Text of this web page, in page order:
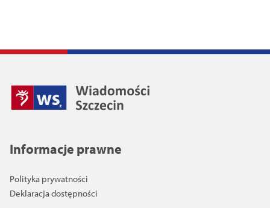
Informacje prawne
Polityka prywatności
Deklaracja dostępności